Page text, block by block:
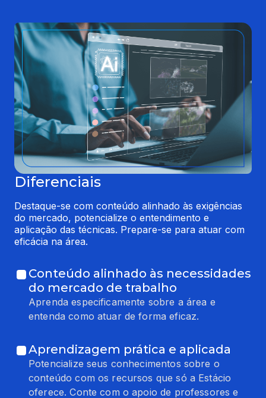
Diferenciais
Destaque-se com conteúdo alinhado às exigências
do mercado, potencialize o entendimento e
aplicação das técnicas. Prepare-se para atuar com
eficácia na área.
Conteúdo alinhado às necessidades
do mercado de trabalho
Aprenda especificamente sobre a área e
entenda como atuar de forma eficaz.
Aprendizagem prática e aplicada
Potencialize seus conhecimentos sobre o
conteúdo com os recursos que só a Estácio
oferece. Conte com o apoio de professores e